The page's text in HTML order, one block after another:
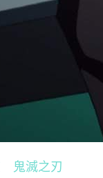
鬼滅之刃